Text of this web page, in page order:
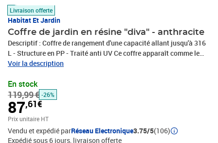
Livraison offerte
Habitat Et Jardin
Coffre de jardin en résine "diva" - anthracite
Descriptif : Coffre de rangement d'une capacité allant jusqu'à 316
L - Structure en PP - Traité anti UV Ce coffre apparaît comme le
meuble d'extérieur parfait pour ranger vos magazines, serviettes
à portée de main.Coloris : Anthracite.Forme (armoire ou caisse) :
Coffre.Capacité : 300 L.Structure : 100% Polypropylène.Matière
principale : Polypropylène.Dimensions extérieur : 117 x 63 x 43
cm.Les + produit : - Grand espace de stockage - Design soigné -
Structure solideFabriqué en Espagne.Colisage : 1 colis : - 1,2 x
0,75 x 0,14 m, 9,45 kg.
Voir la description
En stock
119,99 € -26%
87,61€
Prix unitaire HT
Vendu et expédié parRéseau Electronique3.75/5(106)
Expédié sous 6 jours livraison offerte